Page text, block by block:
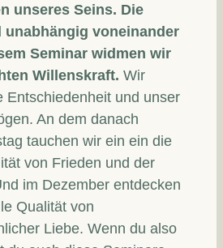
unseres Seins. Die
unabhängig voneinander
Seminar widmen wir
Willenskraft. Wir
Entschiedenheit und unser
An dem danach
tauchen wir ein ein die
von Frieden und der
im Dezember entdecken
Qualität von
Liebe. Wenn du also